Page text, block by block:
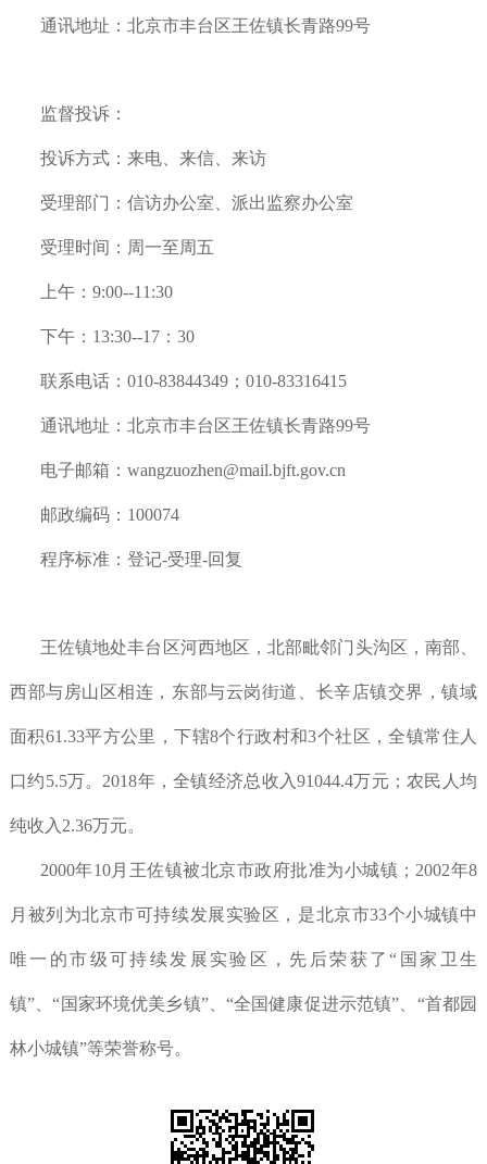
通讯地址：北京市丰台区王佐镇长青路99号
监督投诉：
投诉方式：来电、来信、来访
受理部门：信访办公室、派出监察办公室
受理时间：周一至周五
上午：9:00--11:30
下午：13:30--17：30
联系电话：010-83844349；010-83316415
通讯地址：北京市丰台区王佐镇长青路99号
电子邮箱：wangzuozhen@mail.bjft.gov.cn
邮政编码：100074
程序标准：登记-受理-回复
王佐镇地处丰台区河西地区，北部毗邻门头沟区，南部、
西部与房山区相连，东部与云岗街道、长辛店镇交界，镇域
面积61.33平方公里，下辖8个行政村和3个社区，全镇常住人
口约5.5万。2018年，全镇经济总收入91044.4万元；农民人均
纯收入2.36万元。
2000年10月王佐镇被北京市政府批准为小城镇；2002年8
月被列为北京市可持续发展实验区，是北京市33个小城镇中
唯一的市级可持续发展实验区，先后荣获了“国家卫生
镇”、“国家环境优美乡镇”、“全国健康促进示范镇”、“首都园
林小城镇”等荣誉称号。